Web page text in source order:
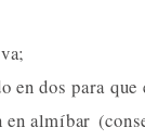
en dos para
en almíbar